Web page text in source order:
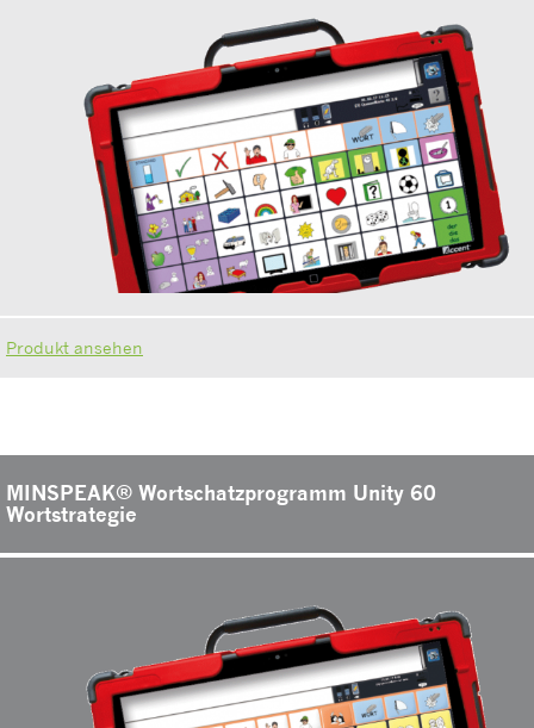
Produkt ansehen
MINSPEAK® Wortschatzprogramm Unity 60
Wortstrategie